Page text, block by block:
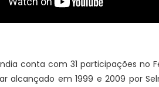
conta com 31 participações no
alcançado em 1999 e 2009 por